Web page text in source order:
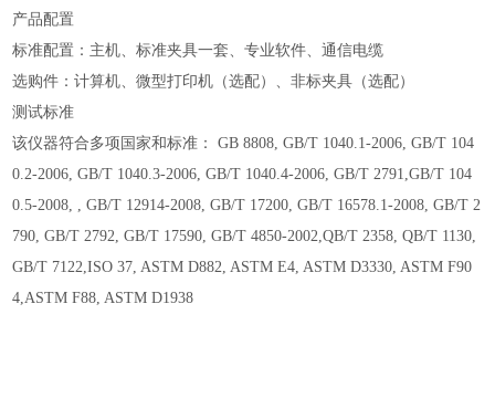
产品配置
标准配置：主机、标准夹具一套、专业软件、通信电缆
选购件：计算机、微型打印机（选配）、非标夹具（选配）
测试标准
该仪器符合多项国家和标准： GB 8808, GB/T 1040.1-2006, GB/T 104
0.2-2006, GB/T 1040.3-2006, GB/T 1040.4-2006, GB/T 2791,GB/T 104
0.5-2008, , GB/T 12914-2008, GB/T 17200, GB/T 16578.1-2008, GB/T 2
790, GB/T 2792, GB/T 17590, GB/T 4850-2002,QB/T 2358, QB/T 1130,
GB/T 7122,ISO 37, ASTM D882, ASTM E4, ASTM D3330, ASTM F90
4,ASTM F88, ASTM D1938